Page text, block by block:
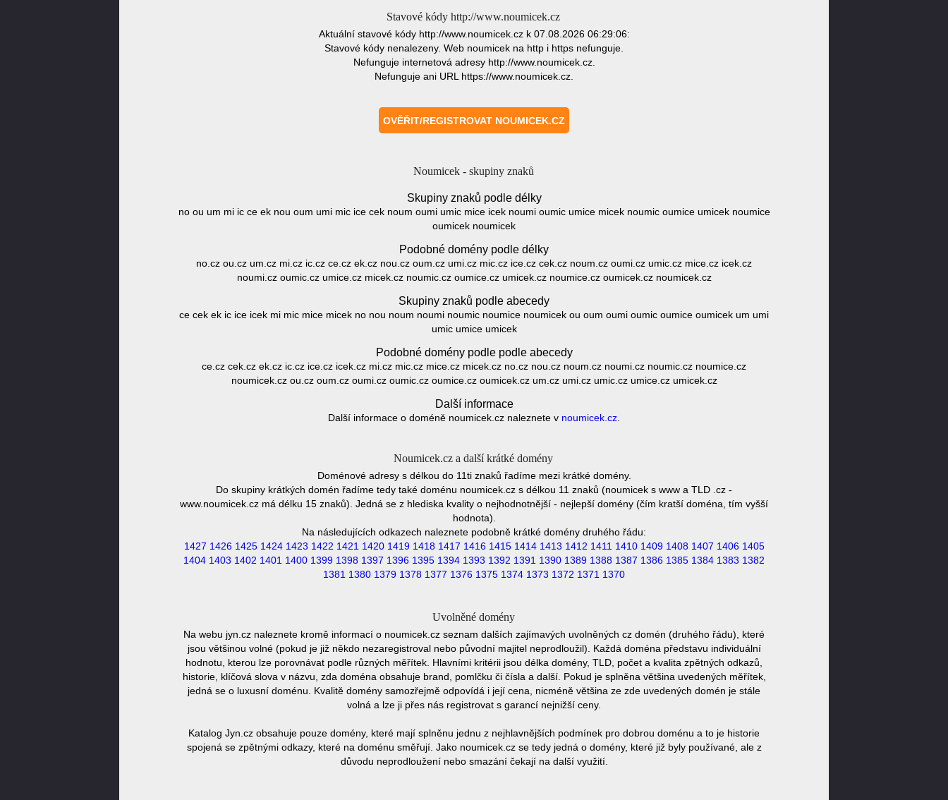
Stavové kódy http://www.noumicek.cz
Aktuální stavové kódy http://www.noumicek.cz k 07.08.2026 06:29:06:
Stavové kódy nenalezeny. Web noumicek na http i https nefunguje.
Nefunguje internetová adresy http://www.noumicek.cz.
Nefunguje ani URL https://www.noumicek.cz.
Noumicek - skupiny znaků
Skupiny znaků podle délky
no ou um mi ic ce ek nou oum umi mic ice cek noum oumi umic mice icek noumi oumic umice micek noumic oumice umicek noumice
oumicek noumicek
Podobné domény podle délky
no.cz ou.cz um.cz mi.cz ic.cz ce.cz ek.cz nou.cz oum.cz umi.cz mic.cz ice.cz cek.cz noum.cz oumi.cz umic.cz mice.cz icek.cz
noumi.cz oumic.cz umice.cz micek.cz noumic.cz oumice.cz umicek.cz noumice.cz oumicek.cz noumicek.cz
Skupiny znaků podle abecedy
ce cek ek ic ice icek mi mic mice micek no nou noum noumi noumic noumice noumicek ou oum oumi oumic oumice oumicek um umi
umic umice umicek
Podobné domény podle podle abecedy
ce.cz cek.cz ek.cz ic.cz ice.cz icek.cz mi.cz mic.cz mice.cz micek.cz no.cz nou.cz noum.cz noumi.cz noumic.cz noumice.cz
noumicek.cz ou.cz oum.cz oumi.cz oumic.cz oumice.cz oumicek.cz um.cz umi.cz umic.cz umice.cz umicek.cz
Další informace
Další informace o doméně noumicek.cz naleznete v noumicek.cz
Noumicek.cz a další krátké domény
Doménové adresy s délkou do 11ti znaků řadíme mezi krátké domény.
Do skupiny krátkých domén řadíme tedy také doménu noumicek.cz s délkou 11 znaků (noumicek s www a TLD .cz -
www.noumicek.cz má délku 15 znaků). Jedná se z hlediska kvality o nejhodnotnější - nejlepší domény (čím kratší doména, tím vyšší
hodnota).
Na následujících odkazech naleznete podobně krátké domény druhého řádu:
1427 1426 1425 1424 1423 1422 1421 1420 1419 1418 1417 1416 1415 1414 1413 1412 1411 1410 1409 1408 1407 1406 1405
1404 1403 1402 1401 1400 1399 1398 1397 1396 1395 1394 1393 1392 1391 1390 1389 1388 1387 1386 1385 1384 1383 1382
1381 1380 1379 1378 1377 1376 1375 1374 1373 1372 1371 1370
Uvolněné domény
Na webu jyn.cz naleznete kromě informací o noumicek.cz seznam dalších zajímavých uvolněných cz domén (druhého řádu), které
jsou většinou volné (pokud je již někdo nezaregistroval nebo původní majitel neprodloužil). Každá doména představu individuální
hodnotu, kterou lze porovnávat podle různých měřítek. Hlavními kritérii jsou délka domény, TLD, počet a kvalita zpětných odkazů,
historie, klíčová slova v názvu, zda doména obsahuje brand, pomlčku či čísla a další. Pokud je splněna většina uvedených měřítek,
jedná se o luxusní doménu. Kvalitě domény samozřejmě odpovídá i její cena, nicméně většina ze zde uvedených domén je stále
volná a lze ji přes nás registrovat s garancí nejnižší ceny.
Katalog Jyn.cz obsahuje pouze domény, které mají splněnu jednu z nejhlavnějších podmínek pro dobrou doménu a to je historie
spojená se zpětnými odkazy, které na doménu směřují. Jako noumicek.cz se tedy jedná o domény, které již byly používané, ale z
důvodu neprodloužení nebo smazání čekají na další využití.